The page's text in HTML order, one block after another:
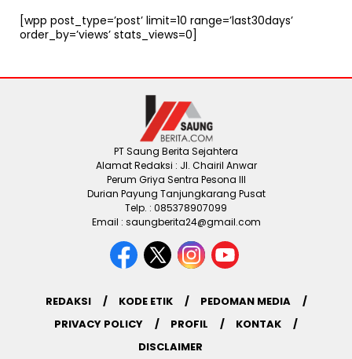
[wpp post_type=’post’ limit=10 range=’last30days’
order_by=’views’ stats_views=0]
PT Saung Berita Sejahtera
Alamat Redaksi : Jl. Chairil Anwar
Perum Griya Sentra Pesona III
Durian Payung Tanjungkarang Pusat
Telp. : 085378907099
Email : saungberita24@gmail.com
REDAKSI KODE ETIK
PEDOMAN MEDIA
PRIVACY POLICY
PROFIL
KONTAK
DISCLAIMER